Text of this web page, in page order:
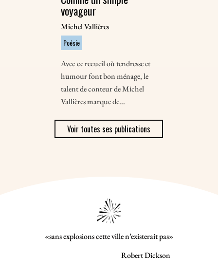
voyageur
Michel Vallières
Poésie
Avec ce recueil où tendresse et
humour font bon ménage, le
talent de conteur de Michel
Vallières marque de...
Voir toutes ses publications
«sans explosions cette ville n’existerait pas»
Robert Dickson